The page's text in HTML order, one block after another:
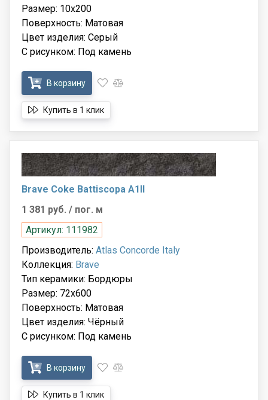
Размер: 10x200
Поверхность: Матовая
Цвет изделия: Серый
С рисунком: Под камень
В корзину
Купить в 1 клик
Brave Coke Battiscopa A1II
1 381 руб. / пог. м
Артикул: 111982
Производитель: Atlas Concorde Italy
Коллекция: Brave
Тип керамики: Бордюры
Размер: 72x600
Поверхность: Матовая
Цвет изделия: Чёрный
С рисунком: Под камень
В корзину
Купить в 1 клик